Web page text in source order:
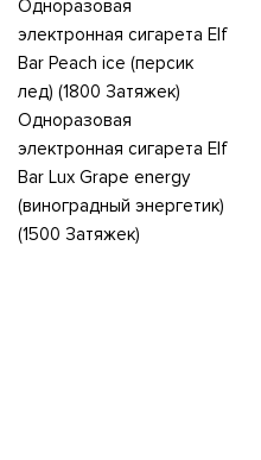
Одноразовая
электронная сигарета Elf
Bar Peach ice (персик
лед) (1800 Затяжек)
Одноразовая
электронная сигарета Elf
Bar Lux Grape energy
(виноградный энергетик)
(1500 Затяжек)